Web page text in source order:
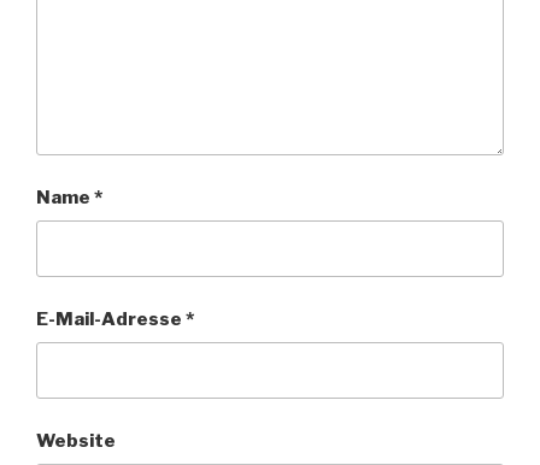
Name *
E-Mail-Adresse *
Website